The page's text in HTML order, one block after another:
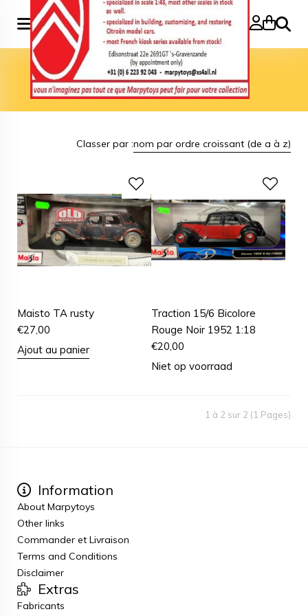
Accueil Marque Maisto
Maisto
Classer par :nom par ordre croissant (de a à z)
Maisto TA rusty
€27,00
Ajout au panier
Traction 15/6 Bicolore
Rouge Noir 1952 1:18
€20,00
Niet op voorraad
1 à 2 sur 2 (1 Pages)
Information
About Marpytoys
Other links
Commander et Livraison
Terms and Conditions
Disclaimer
Extras
Fabricants